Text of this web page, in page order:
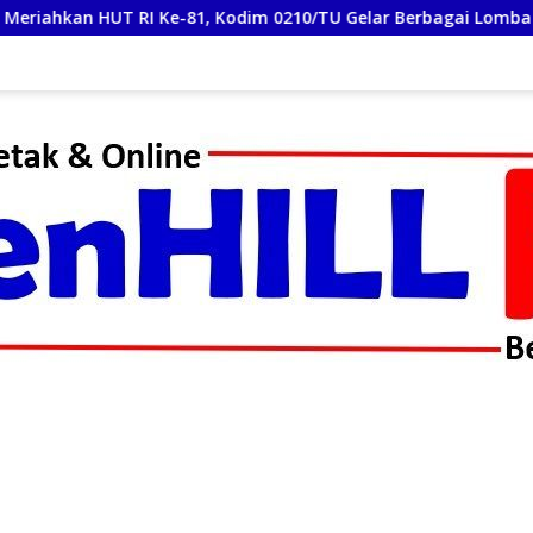
Kodim 0210/TU Gelar Berbagai Lomba Semarak